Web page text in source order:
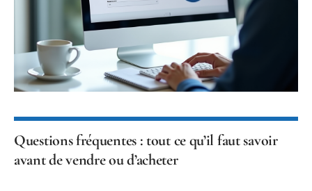
Questions fréquentes : tout ce qu’il faut savoir
avant de vendre ou d’acheter